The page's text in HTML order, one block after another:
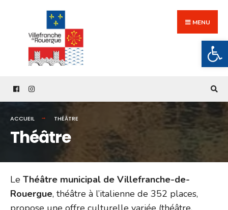
content
MENU
ACCUEIL THÉÂTRE
Théâtre
Le Théâtre municipal de Villefranche-de-
Rouergue, théâtre à l’italienne de 352 places,